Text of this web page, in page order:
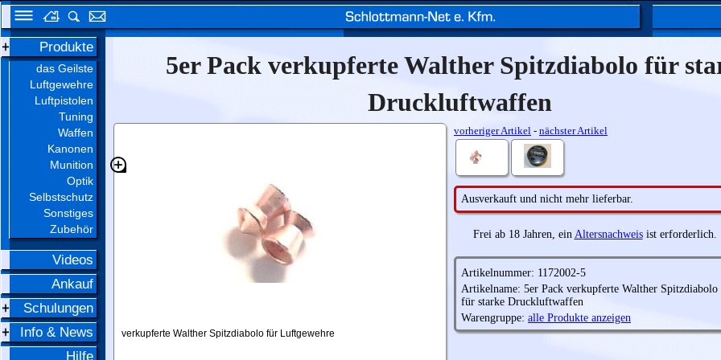
Produkte
das Geilste
Luftgewehre
Luftpistolen
Tuning
Waffen
Kanonen
Munition
Optik
Selbstschutz
Sonstiges
Zubehör
Videos
Ankauf
Schulungen
Info & News
Hilfe
5er Pack verkupferte Walther Spitzdiabolo für
Druckluftwaffen
verkupferte Walther Spitzdiabolo für Luftgewehre
vorheriger Artikel - nächster Artikel
Ausverkauft und nicht mehr lieferbar.
Frei ab 18 Jahren, ein Altersnachweisist erforderlich.
Artikelnummer: 1172002-5
Artikelname: 5er Pack verkupferte Walther Spitzdiabolo
für starke Druckluftwaffen
Warengruppe: alle Produkte anzeigen